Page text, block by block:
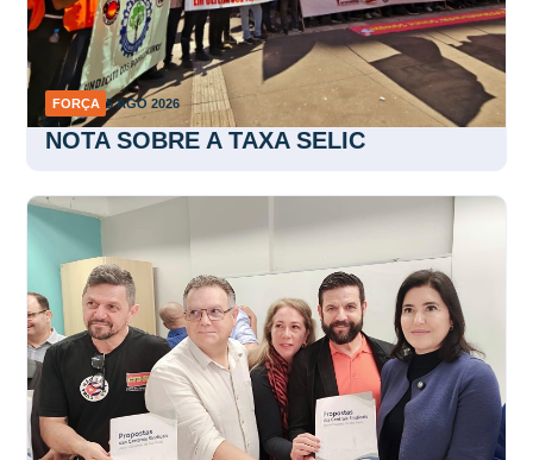
FORÇA 5 AGO 2026
NOTA SOBRE A TAXA SELIC